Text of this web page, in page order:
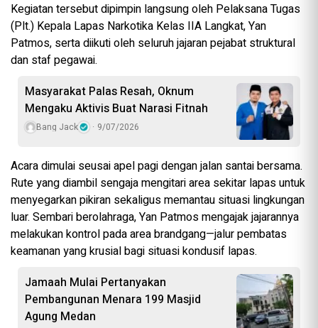
Kegiatan tersebut dipimpin langsung oleh Pelaksana Tugas
(Plt.) Kepala Lapas Narkotika Kelas IIA Langkat, Yan
Patmos, serta diikuti oleh seluruh jajaran pejabat struktural
dan staf pegawai.
Masyarakat Palas Resah, Oknum
Mengaku Aktivis Buat Narasi Fitnah
Bang Jack 9/07/2026
Acara dimulai seusai apel pagi dengan jalan santai bersama.
Rute yang diambil sengaja mengitari area sekitar lapas untuk
menyegarkan pikiran sekaligus memantau situasi lingkungan
luar. Sembari berolahraga, Yan Patmos mengajak jajarannya
melakukan kontrol pada area brandgang—jalur pembatas
keamanan yang krusial bagi situasi kondusif lapas.
Jamaah Mulai Pertanyakan
Pembangunan Menara 199 Masjid
Agung Medan